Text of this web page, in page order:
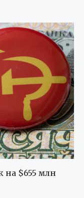
на $655 млн